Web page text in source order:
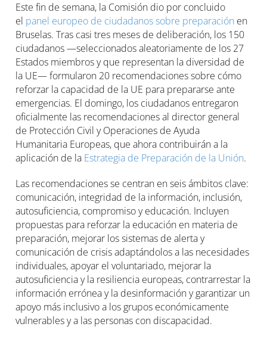
Este fin de semana, la Comisión dio por concluido
el panel europeo de ciudadanos sobre preparación en
Bruselas. Tras casi tres meses de deliberación, los 150
ciudadanos —seleccionados aleatoriamente de los 27
Estados miembros y que representan la diversidad de
la UE— formularon 20 recomendaciones sobre cómo
reforzar la capacidad de la UE para prepararse ante
emergencias. El domingo, los ciudadanos entregaron
oficialmente las recomendaciones al director general
de Protección Civil y Operaciones de Ayuda
Humanitaria Europeas, que ahora contribuirán a la
aplicación de la Estrategia de Preparación de la Unión.
Las recomendaciones se centran en seis ámbitos clave:
comunicación, integridad de la información, inclusión,
autosuficiencia, compromiso y educación. Incluyen
propuestas para reforzar la educación en materia de
preparación, mejorar los sistemas de alerta y
comunicación de crisis adaptándolos a las necesidades
individuales, apoyar el voluntariado, mejorar la
autosuficiencia y la resiliencia europeas, contrarrestar la
información errónea y la desinformación y garantizar un
apoyo más inclusivo a los grupos económicamente
vulnerables y a las personas con discapacidad.